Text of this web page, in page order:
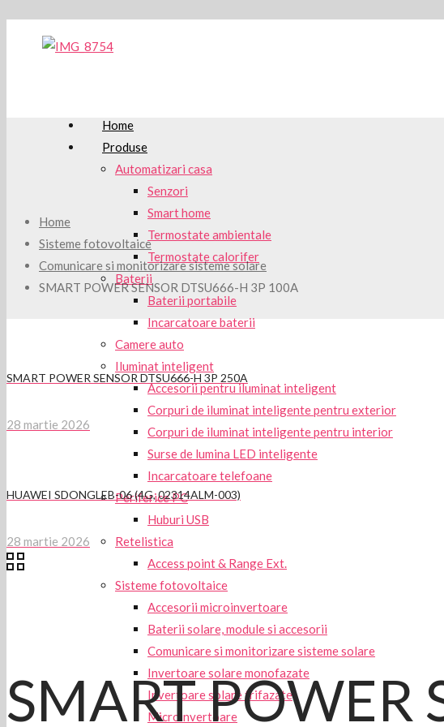
Home
Produse
Automatizari casa
Senzori
Smart home
Termostate ambientale
Termostate calorifer
Baterii
Baterii portabile
Incarcatoare baterii
Camere auto
Iluminat inteligent
Accesorii pentru iluminat inteligent
Corpuri de iluminat inteligente pentru exterior
Corpuri de iluminat inteligente pentru interior
Surse de lumina LED inteligente
Incarcatoare telefoane
Periferice PC
Huburi USB
Retelistica
Access point & Range Ext.
Sisteme fotovoltaice
Accesorii microinvertoare
Baterii solare, module si accesorii
Comunicare si monitorizare sisteme solare
Invertoare solare monofazate
Invertoare solare trifazate
Microinvertoare
Home
Sisteme fotovoltaice
Comunicare si monitorizare sisteme solare
SMART POWER SENSOR DTSU666-H 3P 100A
SMART POWER SENSOR DTSU666-H 3P 250A
28 martie 2026
HUAWEI SDONGLEB-06 (4G, 02314ALM-003)
28 martie 2026
SMART POWER